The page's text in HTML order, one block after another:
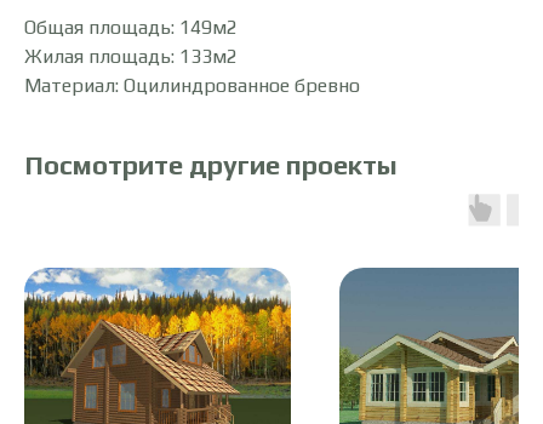
Общая площадь: 149м2
Жилая площадь: 133м2
Материал: Оцилиндрованное бревно
Посмотрите другие проекты